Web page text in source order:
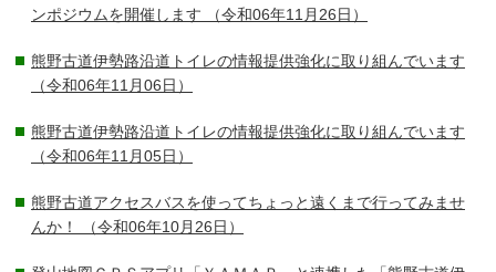
ンポジウムを開催します （令和06年11月26日）
熊野古道伊勢路沿道トイレの情報提供強化に取り組んでいます
（令和06年11月06日）
熊野古道伊勢路沿道トイレの情報提供強化に取り組んでいます
（令和06年11月05日）
熊野古道アクセスバスを使ってちょっと遠くまで行ってみませ
んか！
（令和06年10月26日）